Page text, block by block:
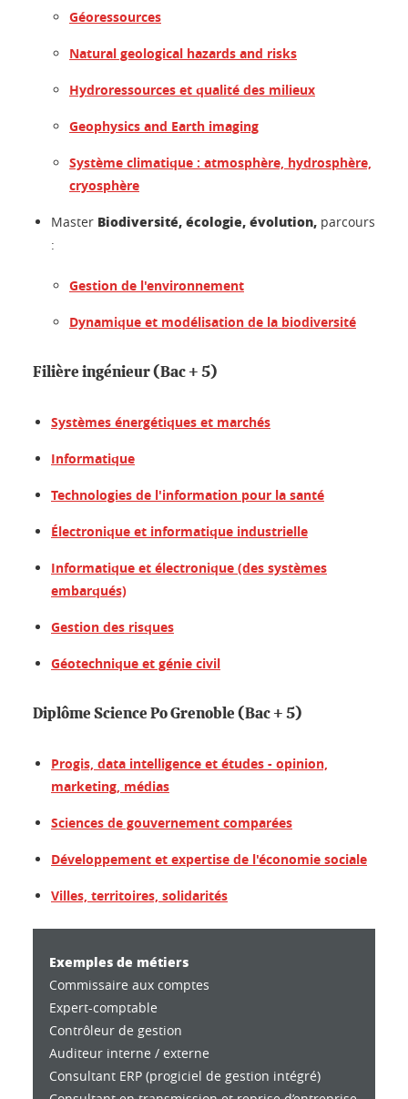
Géoressources
Natural geological hazards and risks
Hydroressources et qualité des milieux
Geophysics and Earth imaging
Système climatique : atmosphère, hydrosphère,
cryosphère
Master Biodiversité, écologie, évolution, parcours
:
Gestion de l'environnement
Dynamique et modélisation de la biodiversité
Filière ingénieur (Bac + 5)
Systèmes énergétiques et marchés
Informatique
Technologies de l'information pour la santé
Électronique et informatique industrielle
Informatique et électronique (des systèmes
embarqués)
Gestion des risques
Géotechnique et génie civil
Diplôme Science Po Grenoble (Bac + 5)
Progis, data intelligence et études - opinion,
marketing, médias
Sciences de gouvernement comparées
Développement et expertise de l'économie sociale
Villes, territoires, solidarités
Exemples de métiers
Commissaire aux comptes
Expert-comptable
Contrôleur de gestion
Auditeur interne / externe
Consultant ERP (progiciel de gestion intégré)